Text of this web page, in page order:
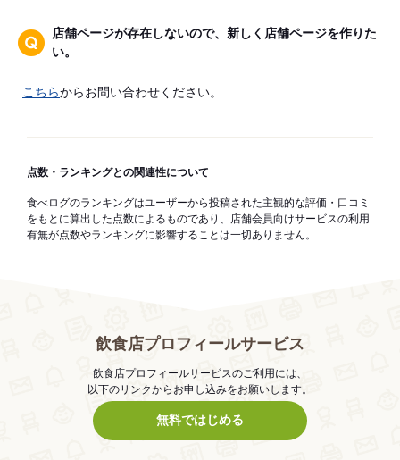
店舗ページが存在しないので、新しく店舗ページを作りた
い。
こちらからお問い合わせください。
点数・ランキングとの関連性について
食べログのランキングはユーザーから投稿された主観的な評価・口コミ
をもとに算出した点数によるものであり、店舗会員向けサービスの利用
有無が点数やランキングに影響することは一切ありません。
飲食店プロフィールサービス
飲食店プロフィールサービスのご利用には、
以下のリンクからお申し込みをお願いします。
無料ではじめる